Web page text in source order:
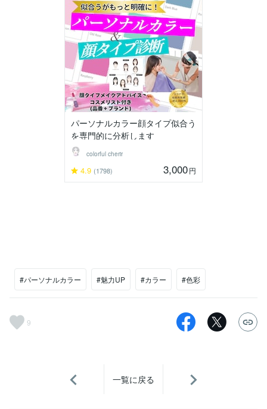
パーソナルカラー顔タイプ似合う
を専門的に分析します
colorful cherir
4.9 (1798) 3,000円
#パーソナルカラー #魅力UP #カラー #色彩
9
一覧に戻る